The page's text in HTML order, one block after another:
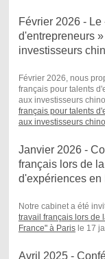
Février 2026 -
d'entrepreneurs
investisseurs
Février 2026, nous
français pour talents
aux investisseurs
français pour talents
aux investisseurs
Janvier 2026 -
français lors de
d'expériences en
Notre cabinet a été
travail français lors de
France" à Parisle 17
Avril 2025 -